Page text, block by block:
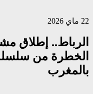
22 ماي 2026
الرباط.. إطلاق
الخطرة من سلسلة
بالمغرب